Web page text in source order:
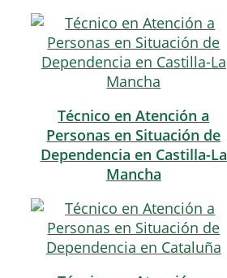
Técnico en Atención a
Personas en Situación de
Dependencia en Castilla-La
Mancha